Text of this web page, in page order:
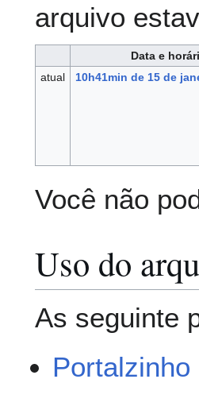
arquivo
Data e
atual
10h41min de 15 de
Você não
Uso do
As seguinte
Portalzinho